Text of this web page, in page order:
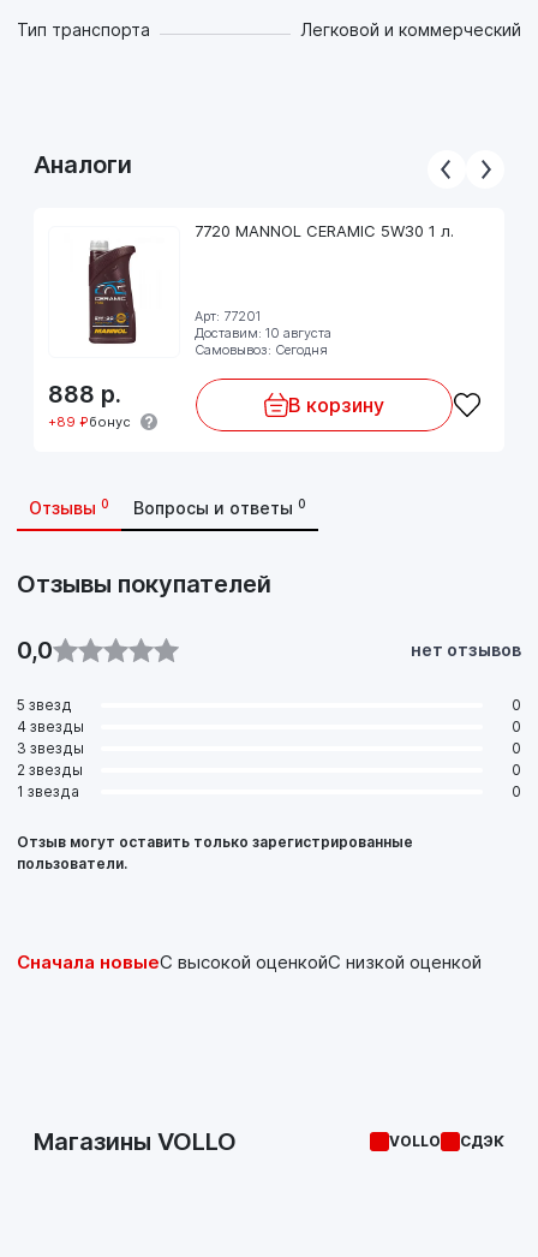
Тип транспорта Легковой и коммерческий
Аналоги
7720 MANNOL CERAMIC 5W30 1 л.
Арт: 77201
Доставим: 10 августа
Самовывоз: Сегодня
888 р.
+89 ₽бонус
В корзину
Отзывы 0 Вопросы и ответы 0
Отзывы покупателей
0,0 нет отзывов
5 звезд
0
4 звезды
0
3 звезды
0
2 звезды
0
1 звезда
0
Отзыв могут оставить только зарегистрированные
пользователи.
Сначала новыеС высокой оценкойС низкой оценкой
Магазины VOLLO VOLLO СДЭК